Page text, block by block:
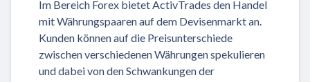
Im Bereich Forex bietet ActivTrades den Handel
mit Währungspaaren auf dem Devisenmarkt an.
Kunden können auf die Preisunterschiede
zwischen verschiedenen Währungen spekulieren
und dabei von den Schwankungen der